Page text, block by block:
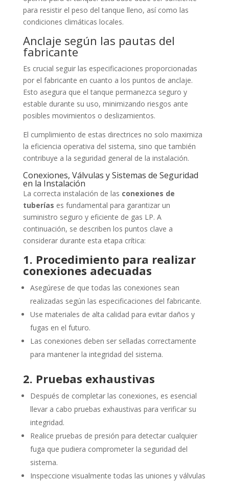
para resistir el peso del tanque lleno, así como las
condiciones climáticas locales.
Anclaje según las pautas del
fabricante
Es crucial seguir las especificaciones proporcionadas
por el fabricante en cuanto a los puntos de anclaje.
Esto asegura que el tanque permanezca seguro y
estable durante su uso, minimizando riesgos ante
posibles movimientos o deslizamientos.
El cumplimiento de estas directrices no solo maximiza
la eficiencia operativa del sistema, sino que también
contribuye a la seguridad general de la instalación.
Conexiones, Válvulas y Sistemas de Seguridad
en la Instalación
La correcta instalación de las conexiones de
tuberías es fundamental para garantizar un
suministro seguro y eficiente de gas LP. A
continuación, se describen los puntos clave a
considerar durante esta etapa crítica:
1. Procedimiento para realizar
conexiones adecuadas
Asegúrese de que todas las conexiones sean
realizadas según las especificaciones del fabricante.
Use materiales de alta calidad para evitar daños y
fugas en el futuro.
Las conexiones deben ser selladas correctamente
para mantener la integridad del sistema.
2. Pruebas exhaustivas
Después de completar las conexiones, es esencial
llevar a cabo pruebas exhaustivas para verificar su
integridad.
Realice pruebas de presión para detectar cualquier
fuga que pudiera comprometer la seguridad del
sistema.
Inspeccione visualmente todas las uniones y válvulas